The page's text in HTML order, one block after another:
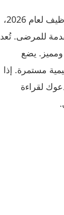
عن بدء استقبال طلبات التوظيف لعام 2026،
للمرضى. تُعد
يضع
مستمرة. إذا
لقراءة